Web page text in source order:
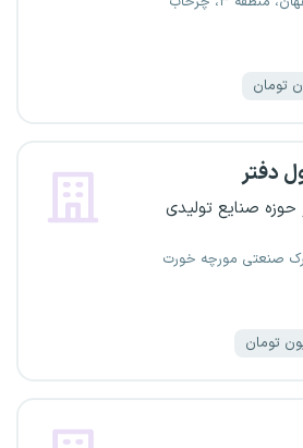
دفتر
صنایع تولیدی
صنعتی مورچه خورت